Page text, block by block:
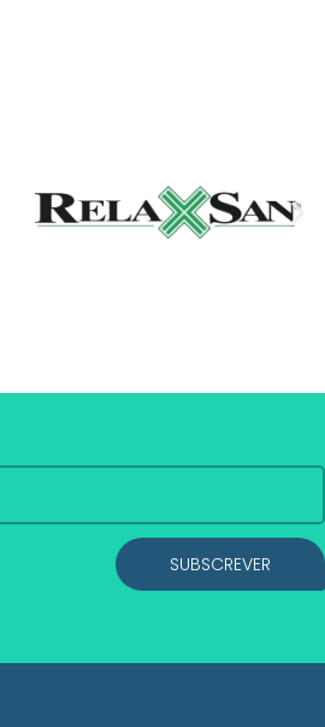
SUBSCREVER